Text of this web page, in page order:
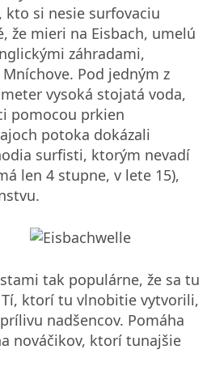
si nesie surfovaciu
že mieri na Eisbach, umelú
záhradami,
Pod jedným z
vysoká stojatá voda,
pomocou prkien
potoka dokázali
surfisti, ktorým nevadí
len 4 stupne, v lete 15),
tak populárne, že sa tu
ktorí tu vlnobitie vytvorili,
nadšencov. Pomáha
nováčikov, ktorí tunajšie